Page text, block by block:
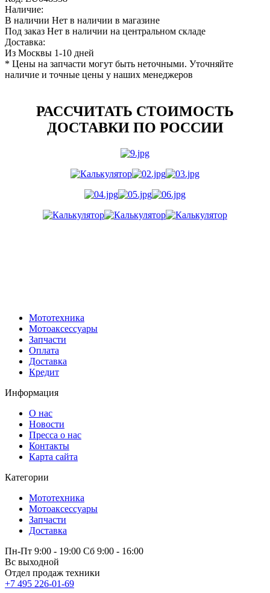
Наличие:
В наличии Нет в наличии в магазине
Под заказ Нет в наличии на центральном складе
Доставка:
Из Москвы 1-10 дней
* Цены на запчасти могут быть неточными. Уточняйте
наличие и точные цены у наших менеджеров
РАССЧИТАТЬ СТОИМОСТЬ
ДОСТАВКИ ПО РОССИИ
Мототехника
Мотоаксессуары
Запчасти
Оплата
Доставка
Кредит
Информация
О нас
Новости
Пресса о нас
Контакты
Карта сайта
Категории
Мототехника
Мотоаксессуары
Запчасти
Доставка
Пн-Пт 9:00 - 19:00 Сб 9:00 - 16:00
Вс выходной
Отдел продаж техники
+7 495 226-01-69